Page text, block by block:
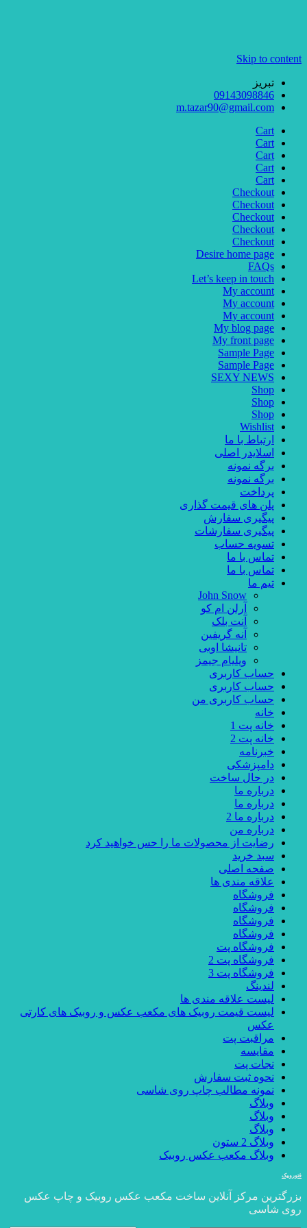
Skip to content
تبریز
09143098846
m.tazar90@gmail.com
Cart
Cart
Cart
Cart
Cart
Checkout
Checkout
Checkout
Checkout
Checkout
Desire home page
FAQs
Let’s keep in touch
My account
My account
My account
My blog page
My front page
Sample Page
Sample Page
SEXY NEWS
Shop
Shop
Shop
Wishlist
ارتباط با ما
اسلایدر اصلی
برگه نمونه
برگه نمونه
پرداخت
پلن های قیمت گذاری
پیگیری سفارش
پیگیری سفارشات
تسویه حساب
تماس با ما
تماس با ما
تیم ما
John Snow
آرلن ام کو
آنت بلک
آنه گریفین
تانیشا اوبی
ویلیام جیمز
حساب کاربری
حساب کاربری
حساب کاربری من
خانه
خانه پت 1
خانه پت 2
خبرنامه
دامپزشکی
در حال ساخت
درباره ما
درباره ما
درباره ما 2
درباره من
رضایت از محصولات ما را حس خواهید کرد
سبد خرید
صفحه اصلی
علاقه مندی ها
فروشگاه
فروشگاه
فروشگاه
فروشگاه
فروشگاه پت
فروشگاه پت 2
فروشگاه پت 3
لندینگ
لیست علاقه مندی ها
لیست قیمت روبیک های مکعب عکس و روبیک های کارتی
عکس
مراقبت پت
مقایسه
نجات پت
نحوه ثبت سفارش
نمونه مطالب چاپ روی شاسی
وبلاگ
وبلاگ
وبلاگ
وبلاگ 2 ستون
وبلاگ مکعب عکس روبیک
فتوروبیک
بزرگترین مرکز آنلاین ساخت مکعب عکس روبیک و چاپ عکس
روی شاسی